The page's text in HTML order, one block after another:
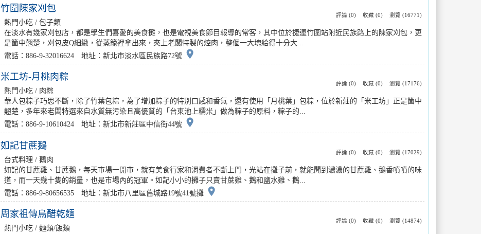
評論 (0) 收藏 (0) 瀏覽 (16771)
竹圍陳家刈包
熱門小吃 / 包子類
在淡水有幾家刈包店，都是學生們喜愛的美食攤，也是電視美食節目報導的常客，其中位於捷運竹圍站附近民族路上的陳家刈包，更
是箇中翹楚，刈包皮Q細緻，從蒸籠裡拿出來，夾上老闆特製的焢肉，整個一大塊給得十分大...
電話：886-9-32016624 地址：新北市淡水區民族路72號 place
評論 (0) 收藏 (0) 瀏覽 (17176)
米工坊-月桃肉粽
熱門小吃 / 肉粽
華人包粽子巧思不斷，除了竹葉包粽，為了增加粽子的特別口感和香氣，還有使用「月桃葉」包粽，位於新莊的「米工坊」正是箇中
翹楚，多年來老闆特選來自水質無污染且高優質的「台東池上糯米」做為粽子的原料，粽子的...
電話：886-9-10610424 地址：新北市新莊區中信街44號 place
評論 (0) 收藏 (0) 瀏覽 (17029)
如記甘蔗鵝
台式料理 / 鵝肉
如記的甘蔗雞、甘蔗鵝，每天市場一開市，就有美食行家和消費者不斷上門，光站在攤子前，就能聞到濃濃的甘蔗雞、鵝香噴噴的味
道，而一天幾十隻的銷量，也是市場內的冠軍。如記小小的攤子只賣甘蔗雞、鵝和鹽水雞、鵝...
電話：886-9-80656535 地址：新北市八里區舊城路19號41號攤 place
評論 (0) 收藏 (0) 瀏覽 (14874)
周家祖傳烏醋乾麵
熱門小吃 / 麵類/飯類